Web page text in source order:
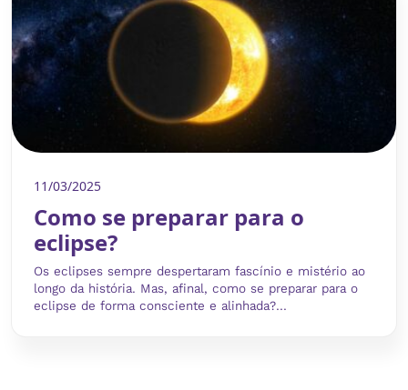
11/03/2025
Como se preparar para o
eclipse?
Os eclipses sempre despertaram fascínio e mistério ao
longo da história. Mas, afinal, como se preparar para o
eclipse de forma consciente e alinhada?...